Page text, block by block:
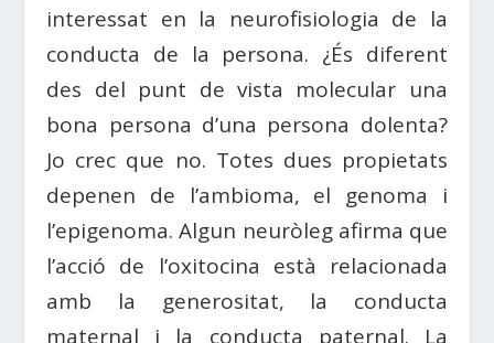
interessat en la neurofisiologia de la
conducta de la persona. ¿És diferent
des del punt de vista molecular una
bona persona d’una persona dolenta?
Jo crec que no. Totes dues propietats
depenen de l’ambioma, el genoma i
l’epigenoma. Algun neuròleg afirma que
l’acció de l’oxitocina està relacionada
amb la generositat, la conducta
maternal i la conducta paternal. La